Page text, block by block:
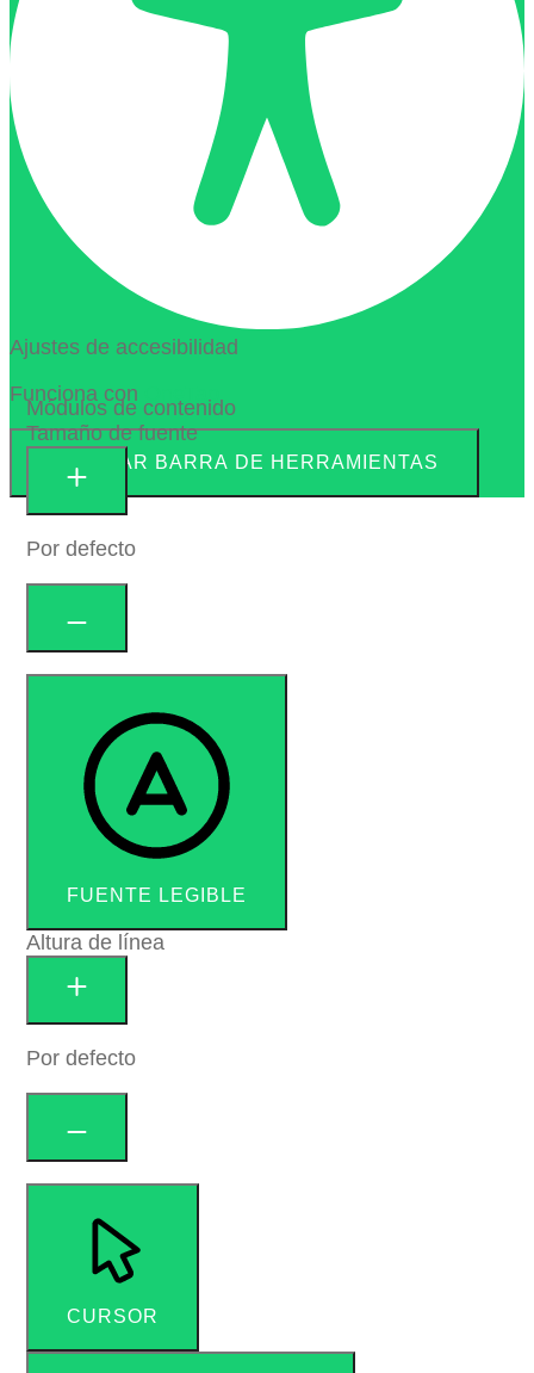
Ajustes de accesibilidad
Funciona con
OCULTAR BARRA DE HERRAMIENTAS
Módulos de contenido
Tamaño de fuente
Por defecto
FUENTE LEGIBLE
Altura de línea
Por defecto
CURSOR